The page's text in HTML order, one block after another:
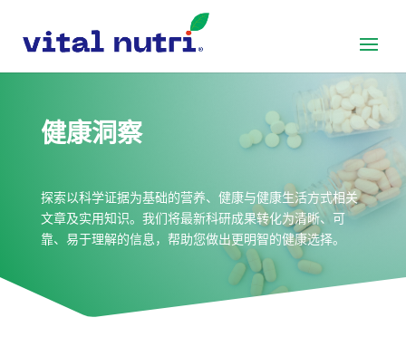
健康洞察
探索以科学证据为基础的营养、健康与健康生活方式相关
文章及实用知识。我们将最新科研成果转化为清晰、可
靠、易于理解的信息，帮助您做出更明智的健康选择。